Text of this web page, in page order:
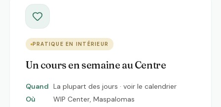
PRATIQUE EN INTÉRIEUR
Un cours en semaine au Centre
Quand La plupart des jours · voir le calendrier
Où
WIP Center, Maspalomas